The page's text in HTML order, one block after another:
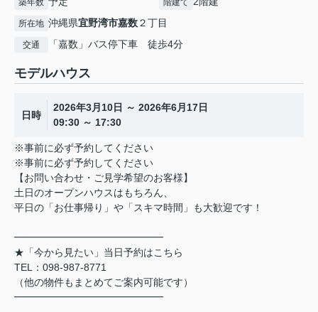
築年数 階建て
所在地 沖縄県宜野湾市嘉数２丁目
交通 「嘉数」バス停下車 徒歩4分
モデルハウス
日時
2026年3月10日 ～ 2026年6月17日
09:30 ～ 17:30
※事前に必ず予約してください
※事前に必ず予約してください
【お問い合わせ・ご見学希望のお客様】
土日のオープンハウスはもちろん、
平日の「お仕事帰り」や「スキマ時間」も大歓迎です！
━━━━━━━━━━━━━━━
★「今から見たい」当日予約はこちら
TEL：098-987-8771
（他の物件もまとめてご案内可能です）
━━━━━━━━━━━━━━━